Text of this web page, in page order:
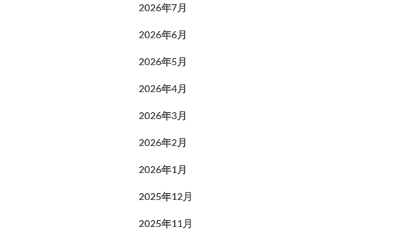
2026年7月
2026年6月
2026年5月
2026年4月
2026年3月
2026年2月
2026年1月
2025年12月
2025年11月